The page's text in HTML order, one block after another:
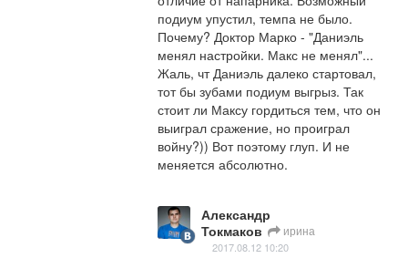
подиум упустил, темпа не было.
Почему? Доктор Марко - "Даниэль
менял настройки. Макс не менял"...
Жаль, чт Даниэль далеко стартовал,
тот бы зубами подиум выгрыз. Так
стоит ли Максу гордиться тем, что он
выиграл сражение, но проиграл
войну?)) Вот поэтому глуп. И не
меняется абсолютно.
Александр
Токмаков
ирина
2017.08.12 10:20